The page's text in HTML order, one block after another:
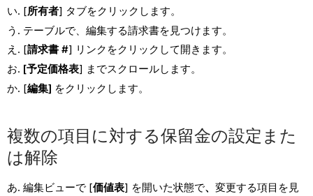
[所有者] タブをクリックします。
テーブルで、編集する請求書を見つけます。
[請求書 #] リンクをクリックして開きます。
[予定価格表] までスクロールします。
[編集] をクリックします。
複数の項目に対する保留金の設定また
は解除
編集ビューで [価値表] を開いた状態で、 変更する項目を見